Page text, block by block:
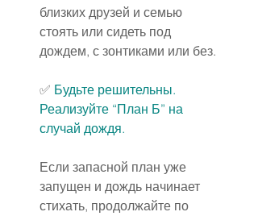
близких друзей и семью
стоять или сидеть под
дождем, с зонтиками или без.
✅️ Будьте решительны.
Реализуйте “План Б” на
случай дождя.
Если запасной план уже
запущен и дождь начинает
стихать, продолжайте по